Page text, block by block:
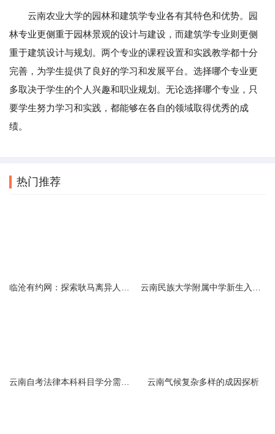
云南农业大学的园林和建筑学专业各有其特色和优势。园
林专业更侧重于园林景观的设计与建设，而建筑学专业则更侧
重于建筑设计与规划。两个专业的课程设置和实践教学都十分
完善，为学生提供了良好的学习和发展平台。选择哪个专业更
多取决于学生的个人兴趣和职业规划。无论选择哪个专业，只
要学生努力学习和实践，都能够在各自的领域取得优秀的成
绩。
热门推荐
云南气候复杂多样的成因探析